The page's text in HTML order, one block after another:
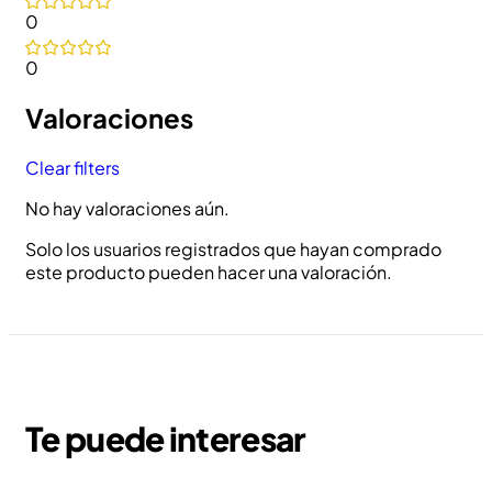
0
0
Valoraciones
Clear filters
No hay valoraciones aún.
Solo los usuarios registrados que hayan comprado
este producto pueden hacer una valoración.
Te puede interesar